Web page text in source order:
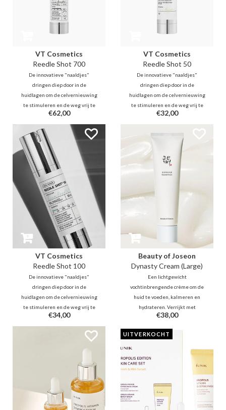
VT Cosmetics
Reedle Shot 700
De innovatieve "naaldjes"
dringen diep door in de
huidlagen om de celvernieuwing
te stimuleren en de weg vrij te
maken voor actieve ingrediënten
die aansluiten bij je bestaande
routine. Dit is een ware revolutie
in het verbeteren van de
huidverzorging.
€62,00
VT Cosmetics
Reedle Shot 50
De innovatieve "naaldjes"
dringen diep door in de
huidlagen om de celvernieuwing
te stimuleren en de weg vrij te
maken voor actieve ingrediënten
routine. Dit is een ware revolutie
in het verbeteren van de
huidverzorging.
€32,00
VT Cosmetics
Reedle Shot 100
De innovatieve "naaldjes"
dringen diep door in de
huidlagen om de celvernieuwing
te stimuleren en de weg vrij te
maken voor actieve ingrediënten
die aansluiten bij je bestaande
routine. Dit is een ware revolutie
in het verbeteren van de
€34,00
Beauty of Joseon
Dynasty Cream (Large)
Een lichtgewicht
vochtinbrengende crème om de
huid te voeden, kalmeren en
hydrateren. Verrijkt met
populaire hanbang ingrediënten
crème helpt de teint en textuur
€38,00
UITVERKOCHT